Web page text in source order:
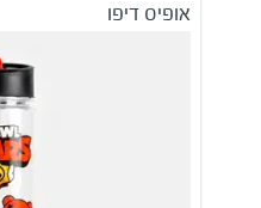
אופיס דיפו